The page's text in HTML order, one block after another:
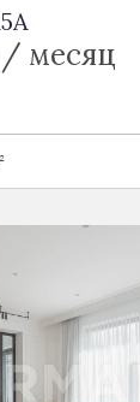
/ месяц